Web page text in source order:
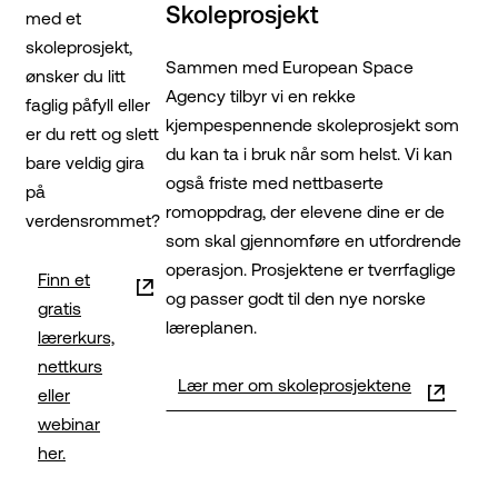
med et
skoleprosjekt,
ønsker du litt
faglig påfyll eller
er du rett og slett
bare veldig gira
på
verdensrommet?
Finn et
gratis
lærerkurs,
nettkurs
eller
webinar
her.
Skoleprosjekt
Sammen med European Space
Agency tilbyr vi en rekke
kjempespennende skoleprosjekt som
du kan ta i bruk når som helst. Vi kan
også friste med nettbaserte
romoppdrag, der elevene dine er de
som skal gjennomføre en utfordrende
operasjon. Prosjektene er tverrfaglige
og passer godt til den nye norske
læreplanen.
Lær mer om skoleprosjektene